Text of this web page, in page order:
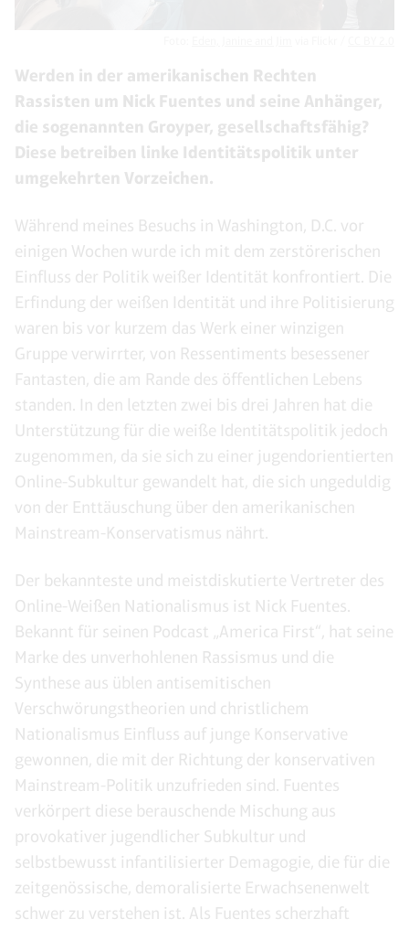
Werden in der amerikanischen Rechten
Rassisten um Nick Fuentes und seine Anhänger,
die sogenannten Groyper, gesellschaftsfähig?
Diese betreiben linke Identitätspolitik unter
umgekehrten Vorzeichen.
Während meines Besuchs in Washington, D.C. vor
einigen Wochen wurde ich mit dem zerstörerischen
Einfluss der Politik weißer Identität konfrontiert. Die
Erfindung der weißen Identität und ihre Politisierung
waren bis vor kurzem das Werk einer winzigen
Gruppe verwirrter, von Ressentiments besessener
Fantasten, die am Rande des öffentlichen Lebens
standen. In den letzten zwei bis drei Jahren hat die
Unterstützung für die weiße Identitätspolitik jedoch
zugenommen, da sie sich zu einer jugendorientierten
Online-Subkultur gewandelt hat, die sich ungeduldig
von der Enttäuschung über den amerikanischen
Mainstream-Konservatismus nährt.
Der bekannteste und meistdiskutierte Vertreter des
Online-Weißen Nationalismus ist Nick Fuentes.
Bekannt für seinen Podcast „America First“, hat seine
Marke des unverhohlenen Rassismus und die
Synthese aus üblen antisemitischen
Verschwörungstheorien und christlichem
Nationalismus Einfluss auf junge Konservative
gewonnen, die mit der Richtung der konservativen
Mainstream-Politik unzufrieden sind. Fuentes
verkörpert diese berauschende Mischung aus
provokativer jugendlicher Subkultur und
selbstbewusst infantilisierter Demagogie, die für die
zeitgenössische, demoralisierte Erwachsenenwelt
schwer zu verstehen ist. Als Fuentes scherzhaft